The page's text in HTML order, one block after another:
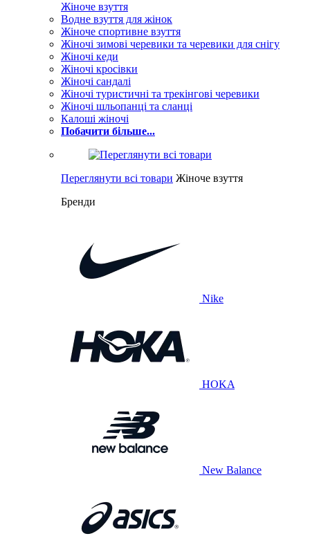
Жіноче взуття
Водне взуття для жінок
Жіноче спортивне взуття
Жіночі зимові черевики та черевики для снігу
Жіночі кеди
Жіночі кросівки
Жіночі сандалі
Жіночі туристичні та трекінгові черевики
Жіночі шльопанці та сланці
Калоші жіночі
Побачити більше...
Переглянути всі товари Жіноче взуття
Бренди
Nike
HOKA
New Balance